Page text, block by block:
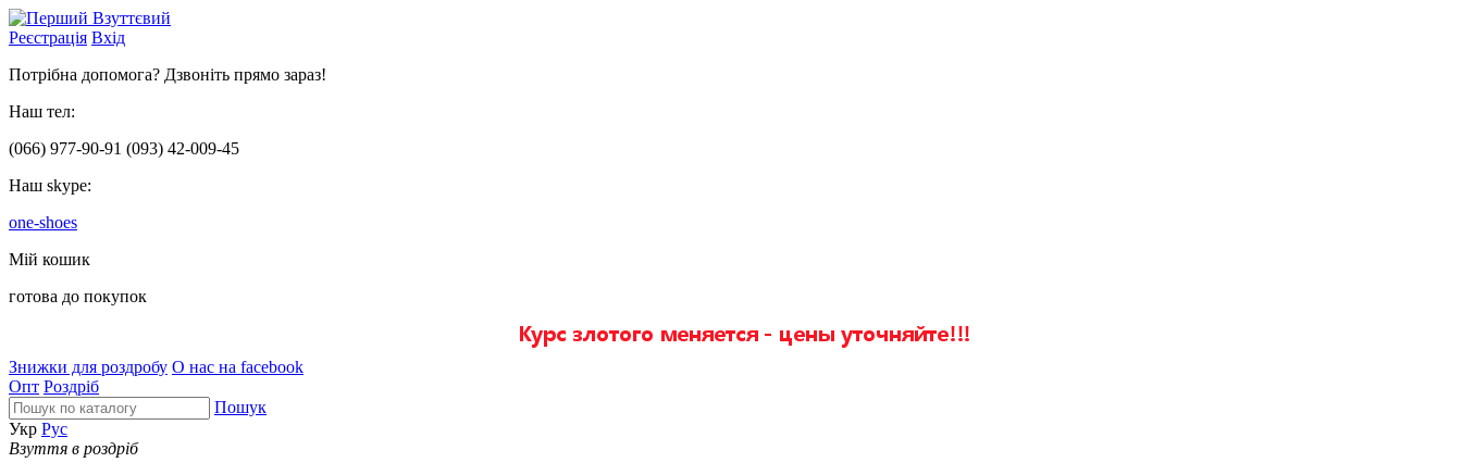
Реєстрація Вхід
Потрібна допомога? Дзвоніть прямо зараз!
Наш тел:
(066) 977-90-91 (093) 42-009-45
Наш skype:
one-shoes
Мій кошик
готова до покупок
Знижки для роздробу О нас на facebook
Опт Роздріб
Пошук
Укр Рус
Взуття в роздріб